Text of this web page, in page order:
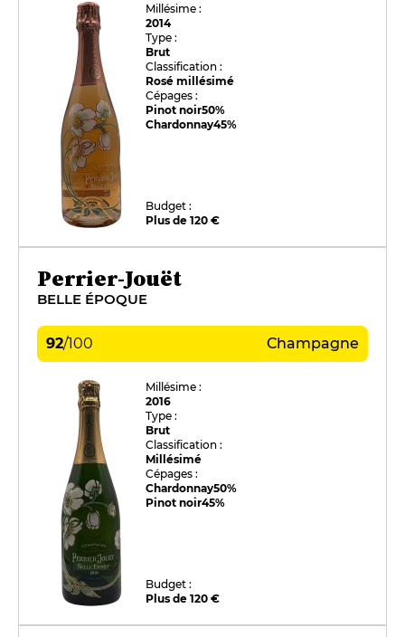
Millésime :
2014
Type :
Brut
Classification :
Rosé millésimé
Cépages :
Pinot noir50%
Chardonnay45%
Budget :
Plus de 120 €
Perrier-Jouët
BELLE ÉPOQUE
92/100 Champagne
Millésime :
2016
Type :
Brut
Classification :
Millésimé
Cépages :
Chardonnay50%
Pinot noir45%
Budget :
Plus de 120 €